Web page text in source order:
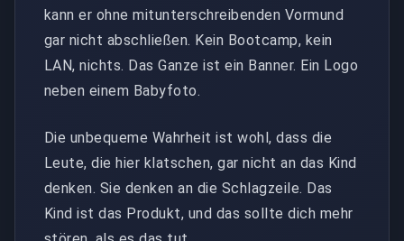
kann er ohne mitunterschreibenden Vormund
gar nicht abschließen. Kein Bootcamp, kein
LAN, nichts. Das Ganze ist ein Banner. Ein Logo
neben einem Babyfoto.
Die unbequeme Wahrheit ist wohl, dass die
Leute, die hier klatschen, gar nicht an das Kind
denken. Sie denken an die Schlagzeile. Das
Kind ist das Produkt, und das sollte dich mehr